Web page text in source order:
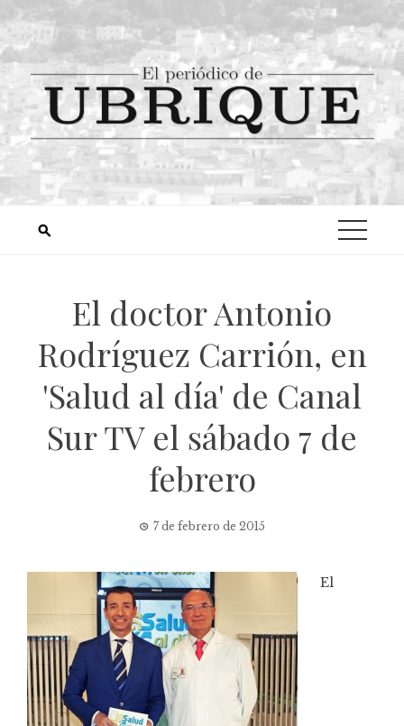
El doctor Antonio
Rodríguez Carrión, en
'Salud al día' de Canal
Sur TV el sábado 7 de
febrero
7 de febrero de 2015
El